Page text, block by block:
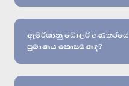
ඇමරිකානු ඩොලර්
ප්‍රමාණය කොපමණද?